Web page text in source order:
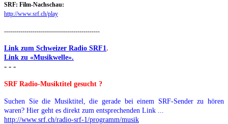
SRF: Film-Nachschau:
http://www.srf.ch/play
-----------------------------------------------
Link zum Schweizer Radio SRF1.
Link zu «Musikwelle».
- - -
SRF Radio-Musiktitel gesucht ?
Suchen Sie die Musiktitel, die gerade bei einem SRF-Sender zu hören
waren? Hier geht es direkt zum entsprechenden Link ...
http://www.srf.ch/radio-srf-1/programm/musik